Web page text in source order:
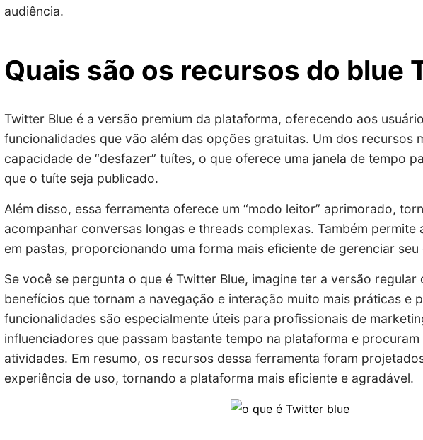
audiência.
Quais são os recursos do blue
Twitter Blue é a versão premium da plataforma, oferecendo aos
funcionalidades que vão além das opções gratuitas. Um dos recursos
capacidade de “desfazer” tuítes, o que oferece uma janela de tempo
que o tuíte seja publicado.
Além disso, essa ferramenta oferece um “modo leitor” aprimorado,
acompanhar conversas longas e threads complexas. Também permite
em pastas, proporcionando uma forma mais eficiente de gerenciar
Se você se pergunta o que é Twitter Blue, imagine ter a versão regular
benefícios que tornam a navegação e interação muito mais práticas e
funcionalidades são especialmente úteis para profissionais de
influenciadores que passam bastante tempo na plataforma e
atividades. Em resumo, os recursos dessa ferramenta foram
experiência de uso, tornando a plataforma mais eficiente e agradável.